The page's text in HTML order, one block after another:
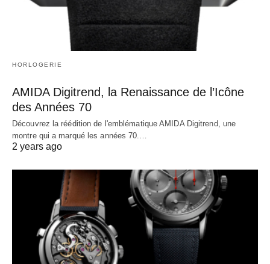
HORLOGERIE
AMIDA Digitrend, la Renaissance de l’Icône
des Années 70
Découvrez la réédition de l'emblématique AMIDA Digitrend, une
montre qui a marqué les années 70.…
2 years ago